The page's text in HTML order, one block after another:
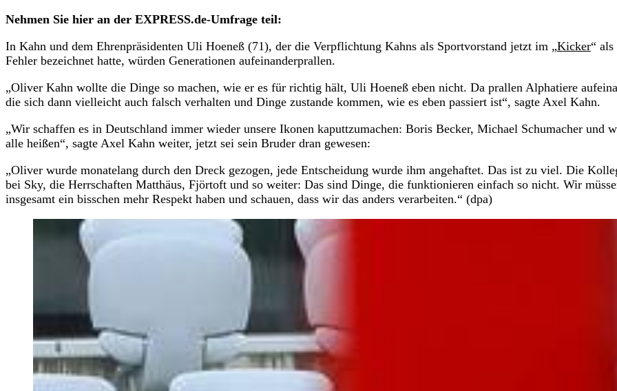
Nehmen Sie hier an der EXPRESS.de-Umfrage teil:
In Kahn und dem Ehrenpräsidenten Uli Hoeneß (71), der die Verpflichtung Kahns als Sportvorstand jetzt im „Kicker“ als
Fehler bezeichnet hatte, würden Generationen aufeinanderprallen.
„Oliver Kahn wollte die Dinge so machen, wie er es für richtig hält, Uli Hoeneß eben nicht. Da prallen Alphatiere
die sich dann vielleicht auch falsch verhalten und Dinge zustande kommen, wie es eben passiert ist“, sagte Axel Kahn.
„Wir schaffen es in Deutschland immer wieder unsere Ikonen kaputtzumachen: Boris Becker, Michael Schumacher und
alle heißen“, sagte Axel Kahn weiter, jetzt sei sein Bruder dran gewesen:
„Oliver wurde monatelang durch den Dreck gezogen, jede Entscheidung wurde ihm angehaftet. Das ist zu viel. Die
bei Sky, die Herrschaften Matthäus, Fjörtoft und so weiter: Das sind Dinge, die funktionieren einfach so nicht. Wir
insgesamt ein bisschen mehr Respekt haben und schauen, dass wir das anders verarbeiten.“ (dpa)